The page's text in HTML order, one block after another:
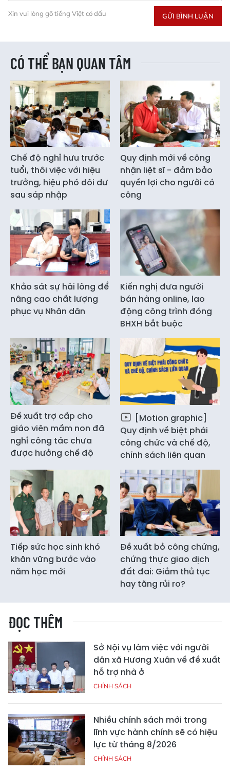
Xin vui lòng gõ tiếng Việt có dấu GỬI BÌNH LUẬN
CÓ THỂ BẠN QUAN TÂM
Chế độ nghỉ hưu trước
tuổi, thôi việc với hiệu
trưởng, hiệu phó dôi dư
sau sáp nhập
Quy định mới về công
nhận liệt sĩ - đảm bảo
quyền lợi cho người có
công
Khảo sát sự hài lòng để
nâng cao chất lượng
phục vụ Nhân dân
Kiến nghị đưa người
bán hàng online, lao
động công trình đóng
BHXH bắt buộc
Đề xuất trợ cấp cho
giáo viên mầm non đã
nghỉ công tác chưa
được hưởng chế độ
[Motion graphic]
Quy định về biệt phái
công chức và chế độ,
chính sách liên quan
Tiếp sức học sinh khó
khăn vững bước vào
năm học mới
Đề xuất bỏ công chứng,
chứng thực giao dịch
đất đai: Giảm thủ tục
hay tăng rủi ro?
ĐỌC THÊM
Sở Nội vụ làm việc với người
dân xã Hương Xuân về đề xuất
hỗ trợ nhà ở
CHÍNH SÁCH
Nhiều chính sách mới trong
lĩnh vực hành chính sẽ có hiệu
lực từ tháng 8/2026
CHÍNH SÁCH